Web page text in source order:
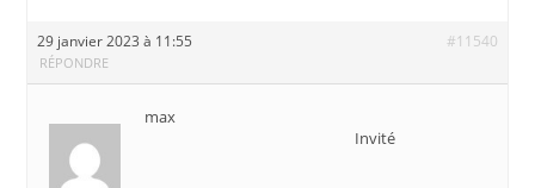
29 janvier 2023 à 11:55 #11540
RÉPONDRE
max
Invité